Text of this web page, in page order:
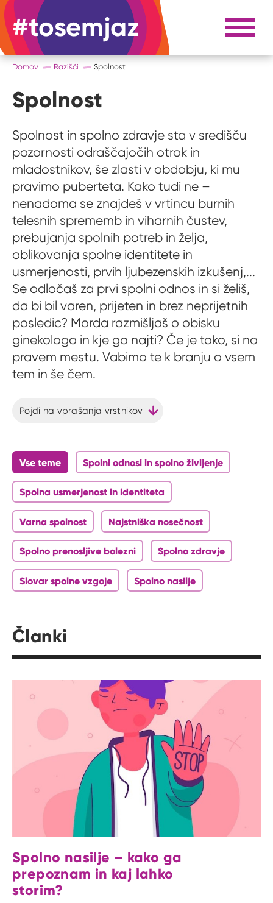
#tosemjaz #to sem jaz Razpri
Domov Razišči Spolnost
Spolnost
Spolnost in spolno zdravje sta v središču
pozornosti odraščajočih otrok in
mladostnikov, še zlasti v obdobju, ki mu
pravimo puberteta. Kako tudi ne –
nenadoma se znajdeš v vrtincu burnih
telesnih sprememb in viharnih čustev,
prebujanja spolnih potreb in želja,
oblikovanja spolne identitete in
usmerjenosti, prvih ljubezenskih izkušenj,...
Se odločaš za prvi spolni odnos in si želiš,
da bi bil varen, prijeten in brez neprijetnih
posledic? Morda razmišljaš o obisku
ginekologa in kje ga najti? Če je tako, si na
pravem mestu. Vabimo te k branju o vsem
tem in še čem.
Pojdi na vprašanja vrstnikov
Vse teme Spolni odnosi in spolno življenje
Spolna usmerjenost in identiteta
Varna spolnost Najstniška nosečnost
Spolno prenosljive bolezni Spolno zdravje
Slovar spolne vzgoje Spolno nasilje
Članki
Spolno nasilje – kako ga
prepoznam in kaj lahko
storim?